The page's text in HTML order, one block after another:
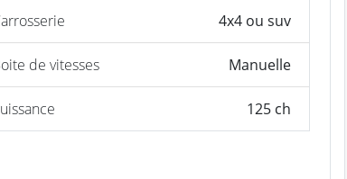
4x4 ou suv
de vitesses Manuelle
125 ch